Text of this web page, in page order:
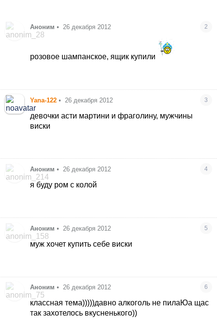
Аноним • 26 декабря 2012 2
розовое шампанское, ящик купили
Yana-122 • 26 декабря 2012 3
девочки асти мартини и фраголину, мужчины
виски
Аноним • 26 декабря 2012 4
я буду ром с колой
Аноним • 26 декабря 2012 5
муж хочет купить себе виски
Аноним • 26 декабря 2012 6
классная тема)))))давно алкоголь не пилаЮа щас
так захотелось вкусненького))